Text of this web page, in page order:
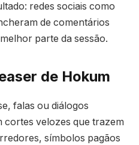
redes sociais como
de comentários
parte da sessão.
de Hokum
falas ou diálogos
cortes velozes que trazem
símbolos pagãos